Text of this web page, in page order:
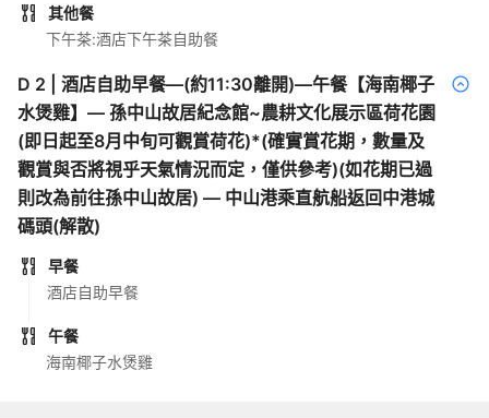
其他餐
下午茶:酒店下午茶自助餐
D 2
酒店自助早餐—(約11:30離開)—午餐【海南椰子
水煲雞】— 孫中山故居紀念館~農耕文化展示區荷花園
(即日起至8月中旬可觀賞荷花)*(確實賞花期，數量及
觀賞與否將視乎天氣情況而定，僅供參考)(如花期已過
則改為前往孫中山故居) — 中山港乘直航船返回中港城
碼頭(解散)
早餐
酒店自助早餐
午餐
海南椰子水煲雞